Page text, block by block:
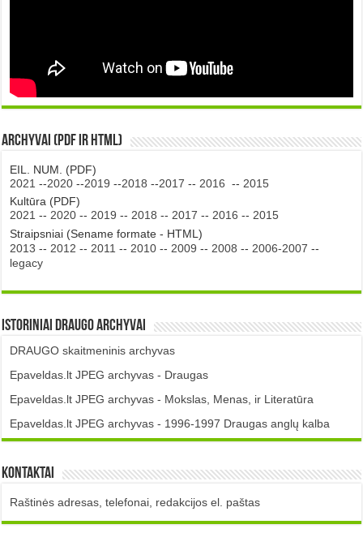
Archyvai (PDF ir HTML)
EIL. NUM. (PDF)
2021 --2020 --2019 --2018 --2017 --2016 --2015
Kultūra (PDF)
2021 --2020 --2019 --2018 --2017 --2016 --2015
Straipsniai (Sename formate - HTML)
2013 --2012 --2011 --2010 --2009 --2008 --2006-2007 --
legacy
Istoriniai DRAUGO Archyvai
DRAUGO skaitmeninis archyvas
Epaveldas.lt JPEG archyvas - Draugas
Epaveldas.lt JPEG archyvas - Mokslas, Menas, ir Literatūra
Epaveldas.lt JPEG archyvas - 1996-1997 Draugas anglų kalba
Kontaktai
Raštinės adresas, telefonai, redakcijos el. paštas